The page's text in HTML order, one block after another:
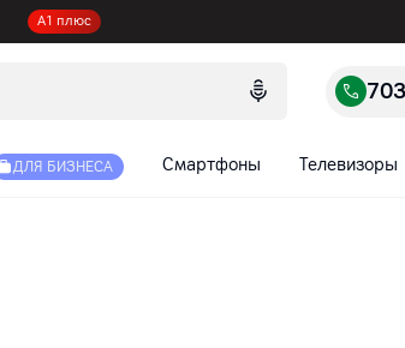
А1 плюс
ДЛЯ БИЗНЕСА Смартфоны Телевизоры